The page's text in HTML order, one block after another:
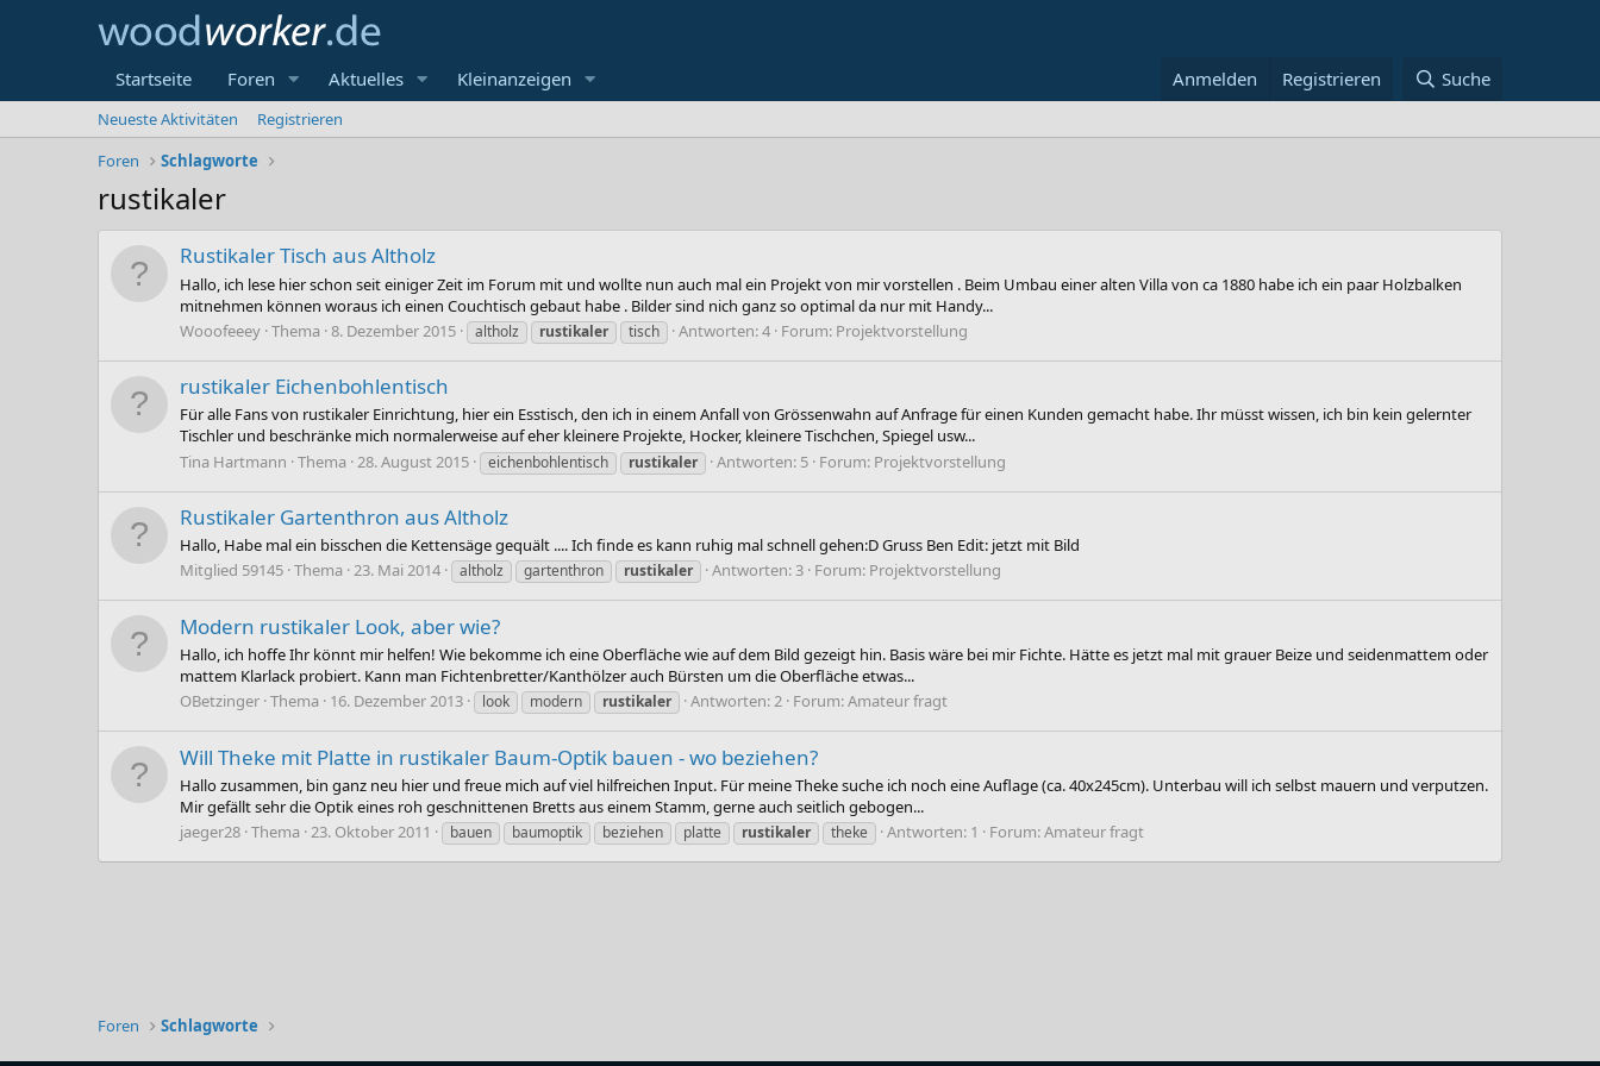
Startseite Foren Aktuelles Kleinanzeigen Anmelden Registrieren Suche
Neueste Aktivitäten
Registrieren
Foren
Schlagworte
rustikaler
Rustikaler Tisch aus Altholz
Hallo, ich lese hier schon seit einiger Zeit im Forum mit und wollte nun auch mal ein Projekt von mir vorstellen . Beim Umbau einer alten Villa von ca 1880 habe ich ein paar Holzbalken
mitnehmen können woraus ich einen Couchtisch gebaut habe . Bilder sind nich ganz so optimal da nur mit Handy...
Wooofeeey Thema 8. Dezember 2015 altholz rustikaler tisch Antworten: 4 Forum: Projektvorstellung
rustikaler Eichenbohlentisch
Für alle Fans von rustikaler Einrichtung, hier ein Esstisch, den ich in einem Anfall von Grössenwahn auf Anfrage für einen Kunden gemacht habe. Ihr müsst wissen, ich bin kein gelernter
Tischler und beschränke mich normalerweise auf eher kleinere Projekte, Hocker, kleinere Tischchen, Spiegel usw...
Tina Hartmann Thema 28. August 2015 eichenbohlentisch rustikaler Antworten: 5 Forum: Projektvorstellung
Rustikaler Gartenthron aus Altholz
Hallo, Habe mal ein bisschen die Kettensäge gequält .... Ich finde es kann ruhig mal schnell gehen:D Gruss Ben Edit: jetzt mit Bild
Mitglied 59145 Thema 23. Mai 2014 altholz gartenthron rustikaler Antworten: 3 Forum: Projektvorstellung
Modern rustikaler Look, aber wie?
Hallo, ich hoffe Ihr könnt mir helfen! Wie bekomme ich eine Oberfläche wie auf dem Bild gezeigt hin. Basis wäre bei mir Fichte. Hätte es jetzt mal mit grauer Beize und seidenmattem oder
mattem Klarlack probiert. Kann man Fichtenbretter/Kanthölzer auch Bürsten um die Oberfläche etwas...
OBetzinger Thema 16. Dezember 2013 look modern rustikaler Antworten: 2 Forum:Amateur fragt
Will Theke mit Platte in rustikaler Baum-Optik bauen - wo beziehen?
Hallo zusammen, bin ganz neu hier und freue mich auf viel hilfreichen Input. Für meine Theke suche ich noch eine Auflage (ca. 40x245cm). Unterbau will ich selbst mauern und verputzen.
Mir gefällt sehr die Optik eines roh geschnittenen Bretts aus einem Stamm, gerne auch seitlich gebogen...
jaeger28 Thema 23. Oktober 2011 bauen baumoptik beziehen platte rustikaler theke Antworten: 1 Forum:Amateur fragt
Foren Schlagworte